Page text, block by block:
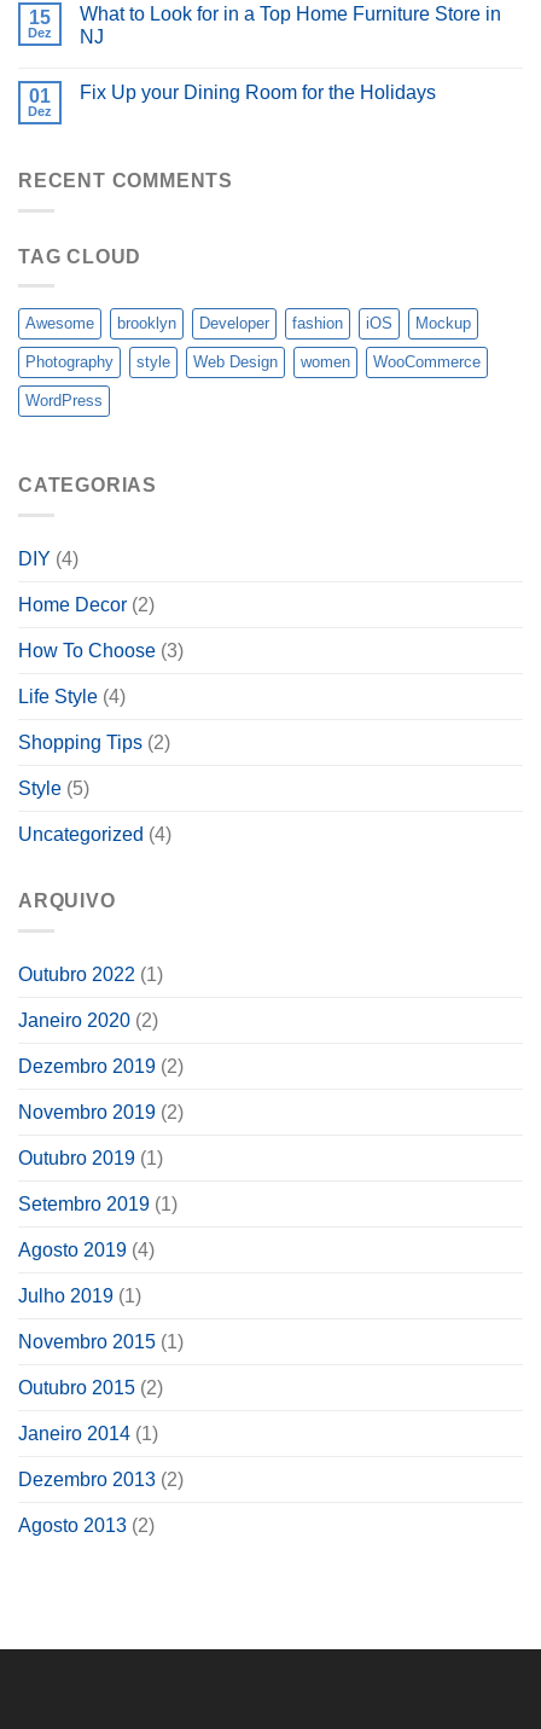
15
Dez
What to Look for in a Top Home Furniture Store in
NJ
01
Dez
Fix Up your Dining Room for the Holidays
RECENT COMMENTS
TAG CLOUD
Awesome brooklyn Developer fashion iOS Mockup
Photography style Web Design women WooCommerce
WordPress
CATEGORIAS
DIY (4)
Home Decor (2)
How To Choose (3)
Life Style (4)
Shopping Tips (2)
Style (5)
Uncategorized (4)
ARQUIVO
Outubro 2022 (1)
Janeiro 2020 (2)
Dezembro 2019 (2)
Novembro 2019 (2)
Outubro 2019 (1)
Setembro 2019 (1)
Agosto 2019 (4)
Julho 2019 (1)
Novembro 2015 (1)
Outubro 2015 (2)
Janeiro 2014 (1)
Dezembro 2013 (2)
Agosto 2013 (2)